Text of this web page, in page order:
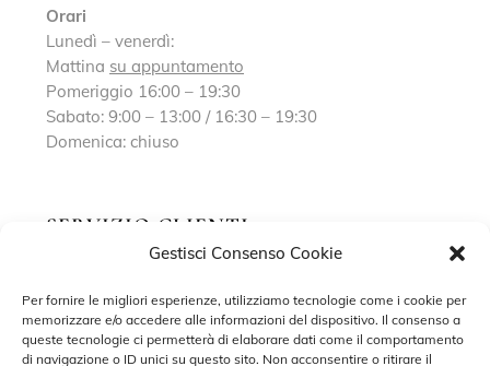
Gestisci Consenso Cookie
Per fornire le migliori esperienze, utilizziamo tecnologie come i cookie per
memorizzare e/o accedere alle informazioni del dispositivo. Il consenso a
queste tecnologie ci permetterà di elaborare dati come il comportamento
di navigazione o ID unici su questo sito. Non acconsentire o ritirare il
Orari
Lunedì – venerdì:
Mattina su appuntamento
Pomeriggio 16:00 – 19:30
Sabato: 9:00 – 13:00 / 16:30 – 19:30
Domenica: chiuso
SERVIZIO CLIENTI
Contatti